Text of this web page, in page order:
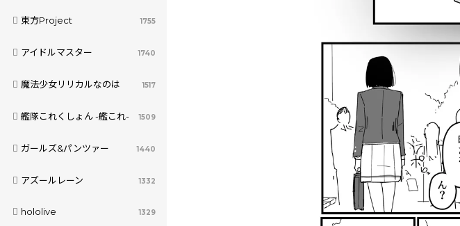
東方Project 1755
アイドルマスター 1740
魔法少女リリカルなのは 1517
艦隊これくしょん -艦これ- 1509
ガールズ&パンツァー 1440
アズールレーン 1332
hololive 1329